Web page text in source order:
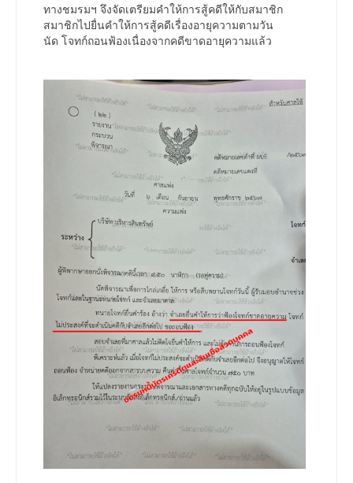
ทางชมรมฯ จึงจัดเตรียมคำให้การสู้คดีให้กับสมาชิก
สมาชิกไปยื่นคำให้การสู้คดีเรื่องอายุความตามวัน
นัด โจทก์ถอนฟ้องเนื่องจากคดีขาดอายุความแล้ว